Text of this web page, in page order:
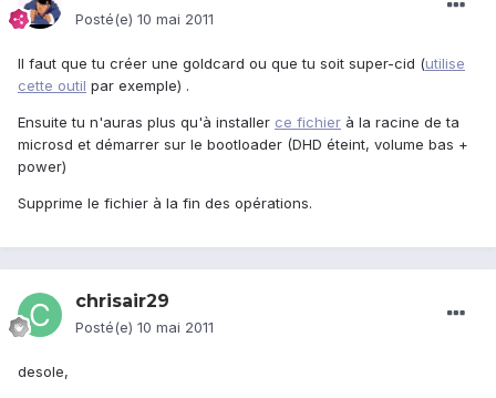
Posté(e) 10 mai 2011
Il faut que tu créer une goldcard ou que tu soit super-cid (utilise
cette outil par exemple) .
Ensuite tu n'auras plus qu'à installer ce fichier à la racine de ta
microsd et démarrer sur le bootloader (DHD éteint, volume bas +
power)
Supprime le fichier à la fin des opérations.
chrisair29
Posté(e) 10 mai 2011
desole,